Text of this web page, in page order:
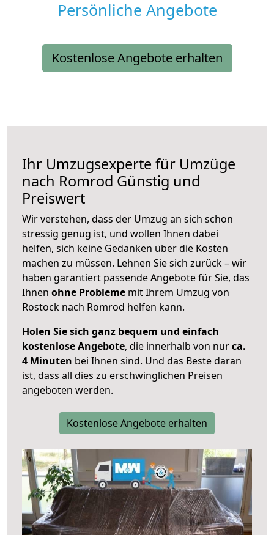
Persönliche Angebote
Kostenlose Angebote erhalten
Ihr Umzugsexperte für Umzüge
nach Romrod Günstig und
Preiswert
Wir verstehen, dass der Umzug an sich schon
stressig genug ist, und wollen Ihnen dabei
helfen, sich keine Gedanken über die Kosten
machen zu müssen. Lehnen Sie sich zurück – wir
haben garantiert passende Angebote für Sie, das
Ihnen ohne Probleme mit Ihrem Umzug von
Rostock nach Romrod helfen kann.
Holen Sie sich ganz bequem und einfach
kostenlose Angebote, die innerhalb von nurca.
4 Minuten bei Ihnen sind. Und das Beste daran
ist, dass all dies zu erschwinglichen Preisen
angeboten werden.
Kostenlose Angebote erhalten